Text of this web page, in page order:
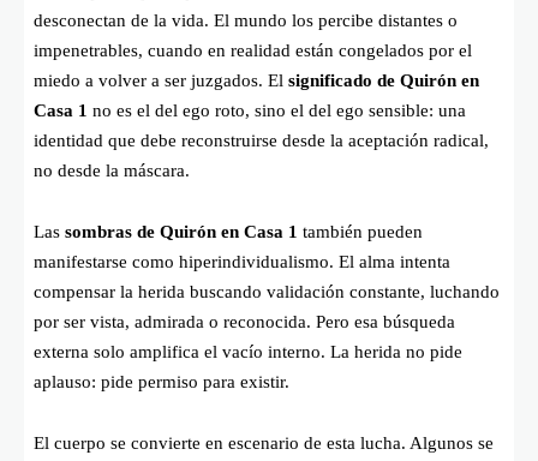
desconectan de la vida. El mundo los percibe distantes o
impenetrables, cuando en realidad están congelados por el
miedo a volver a ser juzgados. El significado de Quirón en
Casa 1 no es el del ego roto, sino el del ego sensible: una
identidad que debe reconstruirse desde la aceptación radical,
no desde la máscara.
Las sombras de Quirón en Casa 1 también pueden
manifestarse como hiperindividualismo. El alma intenta
compensar la herida buscando validación constante, luchando
por ser vista, admirada o reconocida. Pero esa búsqueda
externa solo amplifica el vacío interno. La herida no pide
aplauso: pide permiso para existir.
El cuerpo se convierte en escenario de esta lucha. Algunos se